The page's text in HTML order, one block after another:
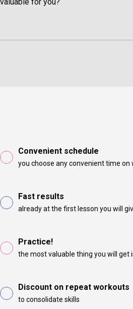
Convenient schedule
you choose any convenient time on
Fast results
already at the first lesson you will
Practice!
the most valuable thing you will get
Discount on repeat workouts
to consolidate skills